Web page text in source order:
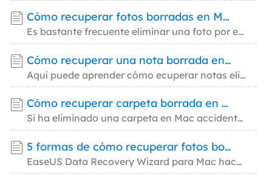
Cómo recuperar fotos borradas en Mac
Es bastante frecuente eliminar una foto por error en nuestro equipo Mac, pero es posible r
Cómo recuperar una nota borrada en Mac
Aquí puede aprender cómo ecuperar notas eliminadas en Mac desde Time Machine o mediante un
Cómo recuperar carpeta borrada en Mac fácilmente
Si ha eliminado una carpeta en Mac accidentalmente y necesita recuperarla. Aquí enseña cóm
5 formas de cómo recuperar fotos borradas Mac en 2026
EaseUS Data Recovery Wizard para Mac hace usuarios a recuperar fotos borradas Mac de forma